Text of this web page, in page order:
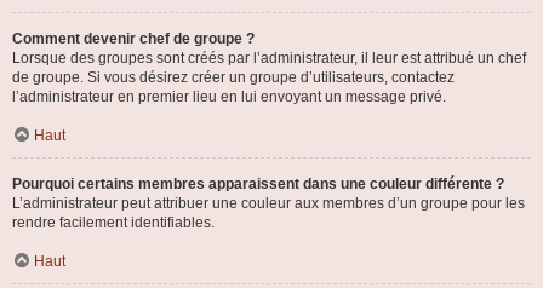
Comment devenir chef de groupe ?
Lorsque des groupes sont créés par l’administrateur, il leur est attribué un chef
de groupe. Si vous désirez créer un groupe d’utilisateurs, contactez
l’administrateur en premier lieu en lui envoyant un message privé.
Haut
Pourquoi certains membres apparaissent dans une couleur différente ?
L’administrateur peut attribuer une couleur aux membres d’un groupe pour les
rendre facilement identifiables.
Haut